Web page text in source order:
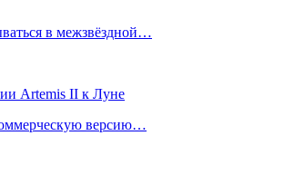
в межзвёздной…
Artemis II к Луне
версию…